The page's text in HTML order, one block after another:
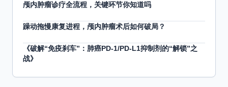
颅内肿瘤诊疗全流程，关键环节你知道吗
躁动拖慢康复进程，颅内肿瘤术后如何破局？
《破解“免疫刹车”：肺癌PD-1/PD-L1抑制剂的“解锁”之
战》